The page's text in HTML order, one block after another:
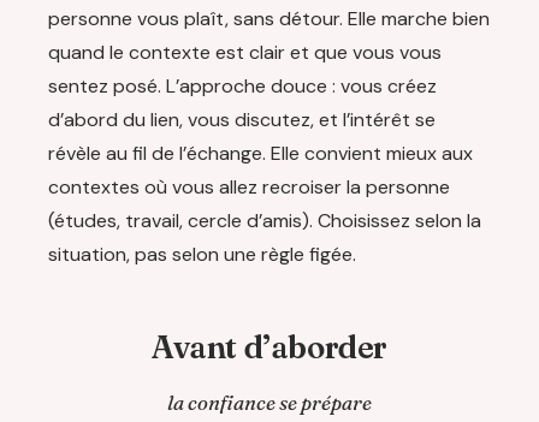
personne vous plaît, sans détour. Elle marche bien
quand le contexte est clair et que vous vous
sentez posé. L’approche douce : vous créez
d’abord du lien, vous discutez, et l’intérêt se
révèle au fil de l’échange. Elle convient mieux aux
contextes où vous allez recroiser la personne
(études, travail, cercle d’amis). Choisissez selon la
situation, pas selon une règle figée.
Avant d’aborder
la confiance se prépare